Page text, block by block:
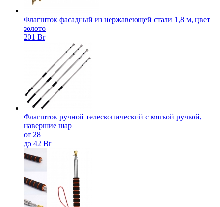
Флагшток фасадный из нержавеющей стали 1,8 м, цвет
золото
201 Br
Флагшток ручной телескопический с мягкой ручкой,
навершие шар
от 28
до 42 Br